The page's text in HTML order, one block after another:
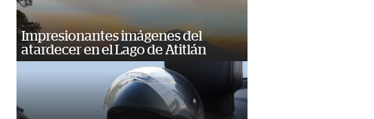
Impresionantes imágenes del
atardecer en el Lago de Atitlán